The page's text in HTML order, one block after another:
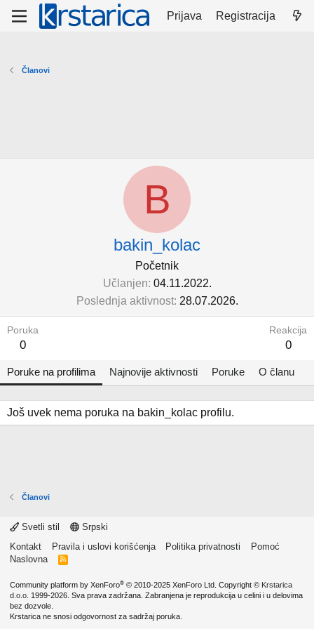
Prijava Registracija
Članovi
B
bakin_kolac
Početnik
Učlanjen 04.11.2022.
Poslednja aktivnost 28.07.2026.
Poruka
0
Reakcija
0
Poruke na profilima Najnovije aktivnosti Poruke O članu
Još uvek nema poruka na bakin_kolac profilu.
Članovi
Svetli stil
Srpski
Kontakt
Pravila i uslovi korišćenja Politika privatnosti
Pomoć
Naslovna
R
Community platform by XenForo® © 2010-2025 XenForo Ltd. Copyright © Krstarica
d.o.o. 1999-2026. Sva prava zadržana. Zabranjena je reprodukcija u celini i u delovima
bez dozvole.
Krstarica ne snosi odgovornost za sadržaj poruka.